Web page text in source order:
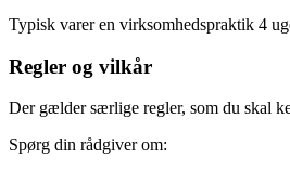
Typisk varer en virksomhedspraktik 4
Regler og vilkår
Der gælder særlige regler, som du skal
Spørg din rådgiver om: